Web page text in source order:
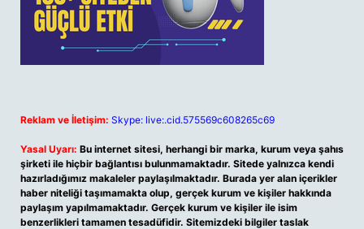
Reklam ve İletişim: Skype: live:.cid.575569c608265c69
Yasal Uyarı: Bu internet sitesi, herhangi bir marka, kurum veya şahıs
şirketi ile hiçbir bağlantısı bulunmamaktadır. Sitede yalnızca kendi
hazırladığımız makaleler paylaşılmaktadır. Burada yer alan içerikler
haber niteliği taşımamakta olup, gerçek kurum ve kişiler hakkında
paylaşım yapılmamaktadır. Gerçek kurum ve kişiler ile isim
benzerlikleri tamamen tesadüfidir. Sitemizdeki bilgiler taslak